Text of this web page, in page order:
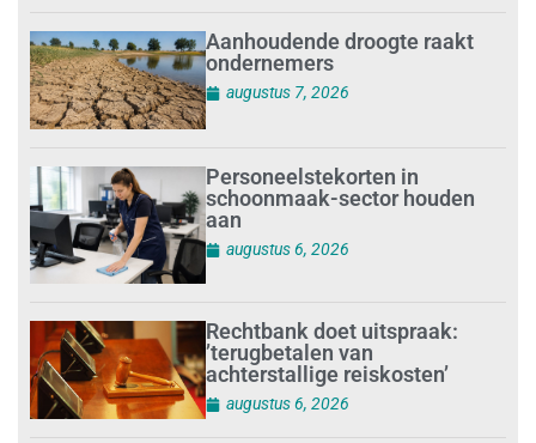
Aanhoudende droogte raakt
ondernemers
augustus 7, 2026
Personeelstekorten in
schoonmaak-sector houden
aan
augustus 6, 2026
Rechtbank doet uitspraak:
’terugbetalen van
achterstallige reiskosten’
augustus 6, 2026